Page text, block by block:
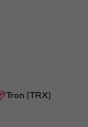
Tron (TRX)